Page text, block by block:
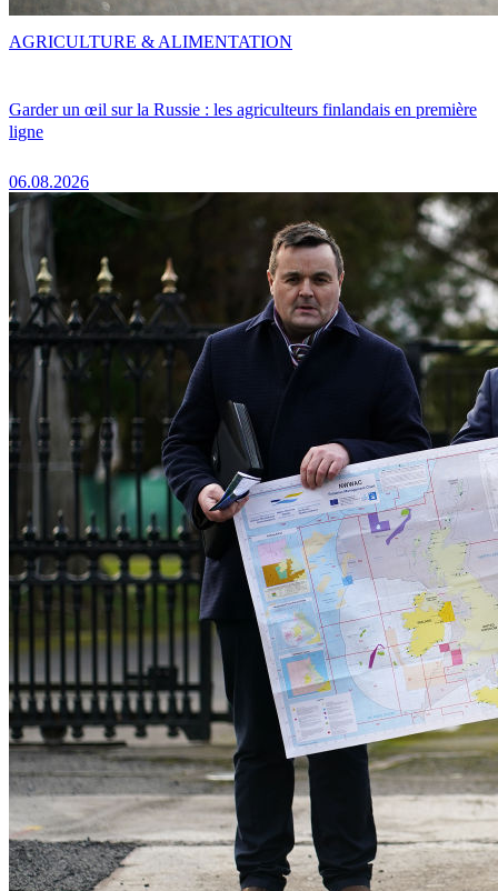
Garder un œil sur la Russie : les agriculteurs finlandais en première
ligne
06.08.2026
AGRICULTURE & ALIMENTATION